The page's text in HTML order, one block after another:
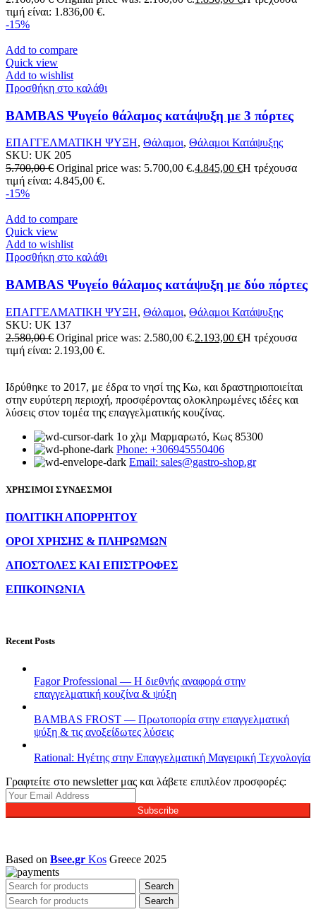
τιμή είναι: 1.836,00 €.
-15%
Add to compare
Quick view
Add to wishlist
Προσθήκη στο καλάθι
BAMBAS Ψυγείο θάλαμος κατάψυξη με 3 πόρτες
ΕΠΑΓΓΕΛΜΑΤΙΚΗ ΨΥΞΗ, Θάλαμοι, Θάλαμοι Κατάψυξης
SKU: UK 205
5.700,00€ Original price was: 5.700,00 €.4.845,00 €Η τρέχουσα
τιμή είναι: 4.845,00 €.
-15%
Add to compare
Quick view
Add to wishlist
Προσθήκη στο καλάθι
BAMBAS Ψυγείο θάλαμος κατάψυξη με δύο πόρτες
ΕΠΑΓΓΕΛΜΑΤΙΚΗ ΨΥΞΗ, Θάλαμοι, Θάλαμοι Κατάψυξης
SKU: UK 137
2.580,00€ Original price was: 2.580,00 €.2.193,00 €Η τρέχουσα
τιμή είναι: 2.193,00 €.
Ιδρύθηκε το 2017, με έδρα το νησί της Κω, και δραστηριοποιείται
στην ευρύτερη περιοχή, προσφέροντας ολοκληρωμένες ιδέες και
λύσεις στον τομέα της επαγγελματικής κουζίνας.
1ο χλμ Μαρμαρωτό, Κως 85300
Phone: +306945550406
Email: sales@gastro-shop.gr
ΧΡΗΣΙΜΟΙ ΣΥΝΔΕΣΜΟΙ
ΠΟΛΙΤΙΚΗ ΑΠΟΡΡΗΤΟΥ
ΟΡΟΙ ΧΡΗΣΗΣ & ΠΛΗΡΩΜΩΝ
ΑΠΟΣΤΟΛΕΣ ΚΑΙ ΕΠΙΣΤΡΟΦΕΣ
ΕΠΙΚΟΙΝΩΝΙΑ
Recent Posts
Fagor Professional — Η διεθνής αναφορά στην
επαγγελματική κουζίνα & ψύξη
BAMBAS FROST — Πρωτοπορία στην επαγγελματική
ψύξη & τις ανοξείδωτες λύσεις
Rational: Ηγέτης στην Επαγγελματική Μαγειρική Τεχνολογία
Γραφτείτε στο newsletter μας και λάβετε επιπλέον προσφορές:
Subscribe
Based on Bsee.gr Kos Greece 2025
Search
Search